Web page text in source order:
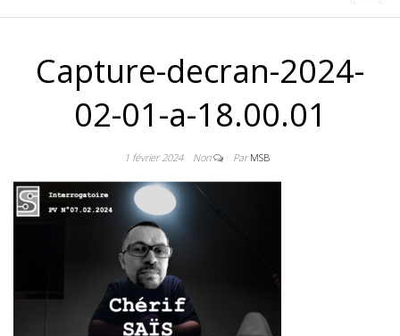
Capture-decran-2024-
02-01-a-18.00.01
1 février 2024 Non ParMSB